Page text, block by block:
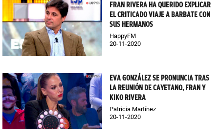
FRAN RIVERA HA QUERIDO EXPLICAR
EL CRITICADO VIAJE A BARBATE CON
SUS HERMANOS
HappyFM
20-11-2020
EVA GONZÁLEZ SE PRONUNCIA TRAS
LA REUNIÓN DE CAYETANO, FRAN Y
KIKO RIVERA
Patricia Martínez
20-11-2020